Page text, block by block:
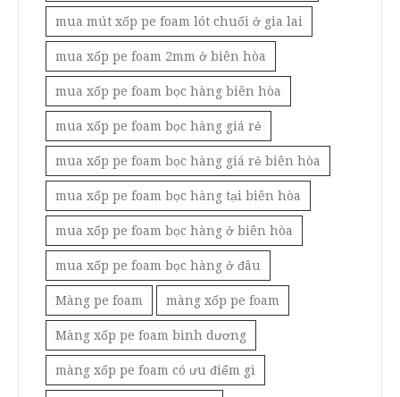
mua mút xốp pe foam lót chuối ở gia lai
mua xốp pe foam 2mm ở biên hòa
mua xốp pe foam bọc hàng biên hòa
mua xốp pe foam bọc hàng giá rẻ
mua xốp pe foam bọc hàng giá rẻ biên hòa
mua xốp pe foam bọc hàng tại biên hòa
mua xốp pe foam bọc hàng ở biên hòa
mua xốp pe foam bọc hàng ở đâu
Màng pe foam màng xốp pe foam
Màng xốp pe foam bình dương
màng xốp pe foam có ưu điểm gì